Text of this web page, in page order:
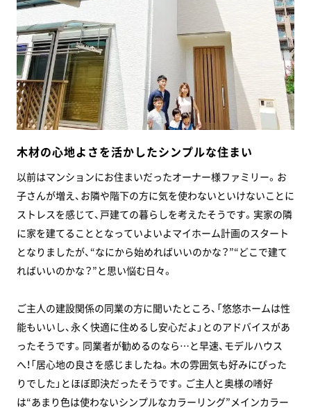
木材の心地よさを活かしたシンプルな住まい
以前はマンションにお住まいだったオーナー様ファミリー。お
子さんが増え、お隣や階下の方に気を使わないといけないことに
ストレスを感じて、戸建ての暮らしを考えたそうです。実家の隣
に家を建てることとなっていよいよマイホーム計画のスタート
となりましたが、“なにから始めればいいのかな？”“どこで建て
ればいいのかな？”と思い悩む日々。
ご主人の建設関係の同業の方に聞いたところ、「悠悠ホームは性
能もいいし、永く快適に住めるし安心だよ」とのアドバイスがあ
ったそうです。同業者が勧めるのなら…と早速、モデルハウス
へ！「居心地の良さを感じましたね。木の雰囲気も好みにぴった
りでした」とほぼ即決だったそうです。ご主人と奥様の嗜好
は“あまり色は使わないシンプルなカラーリング”メインカラー